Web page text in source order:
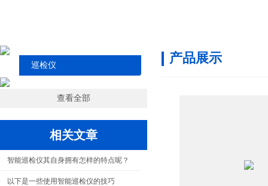
巡检仪
查看全部
相关文章
智能巡检仪其自身拥有怎样的特点呢？
以下是一些使用智能巡检仪的技巧
产品展示